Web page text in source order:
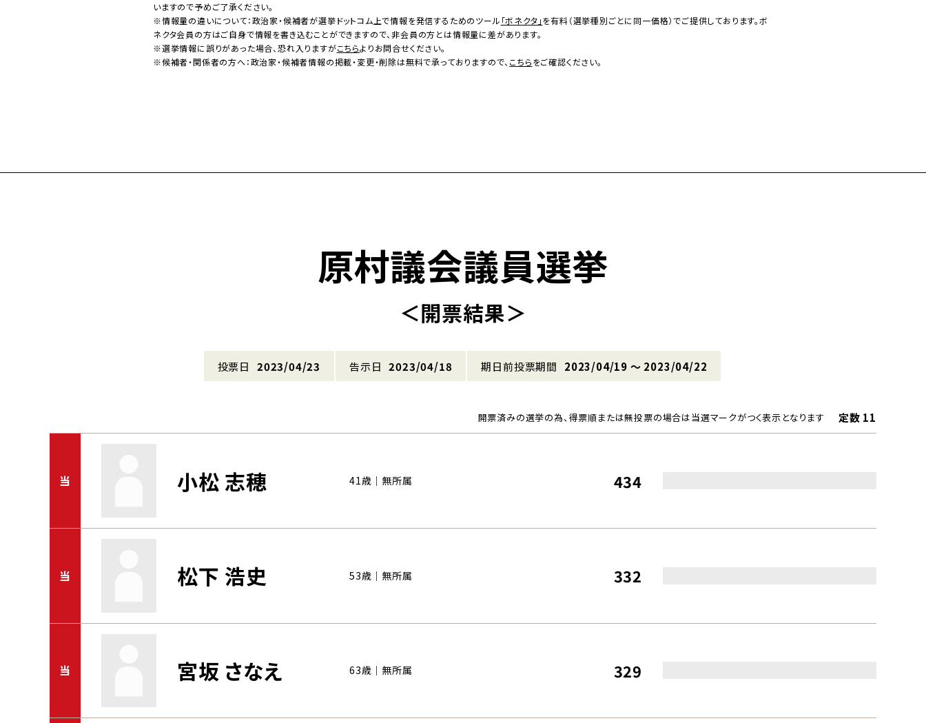
いますので予めご了承ください。
※情報量の違いについて：政治家・候補者が選挙ドットコム上で情報を発信するためのツール 「ボネクタ」を有料（選挙種別ごとに同一価格）でご提供しております。ボ
ネクタ会員の方はご自身で情報を書き込むことができますので、非会員の方とは情報量に差があります。
※選挙情報に誤りがあった場合、恐れ入りますがこちらよりお問合せください。
※候補者・関係者の方へ：政治家・候補者情報の掲載・変更・削除は無料で承っておりますので、 こちらをご確認ください。
原村議会議員選挙
＜開票結果＞
投票日 2023/04/23 告示日 2023/04/18 期日前投票期間 2023/04/19 〜 2023/04/22
開票済みの選挙の為、得票順または無投票の場合は当選マークがつく表示となります 定数 11
当 小松 志穂 41歳｜無所属 434
当 松下 浩史 53歳｜無所属 332
当 宮坂 さなえ 63歳｜無所属 329